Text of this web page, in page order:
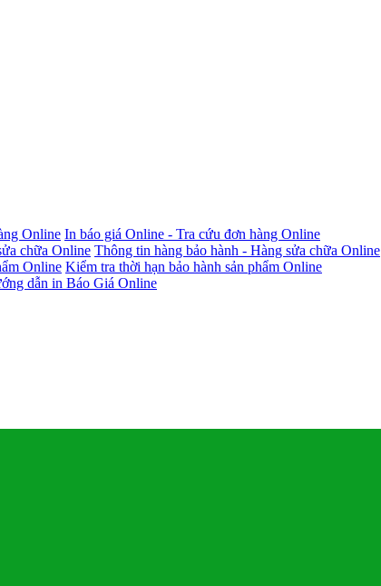
In báo giá Online - Tra cứu đơn hàng Online
Thông tin hàng bảo hành - Hàng sửa chữa Online
Kiểm tra thời hạn bảo hành sản phẩm Online
dẫn in Báo Giá Online